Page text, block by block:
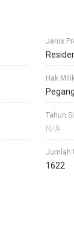
Jenis
Hak
Tahun
N/A
Jumlah
1622